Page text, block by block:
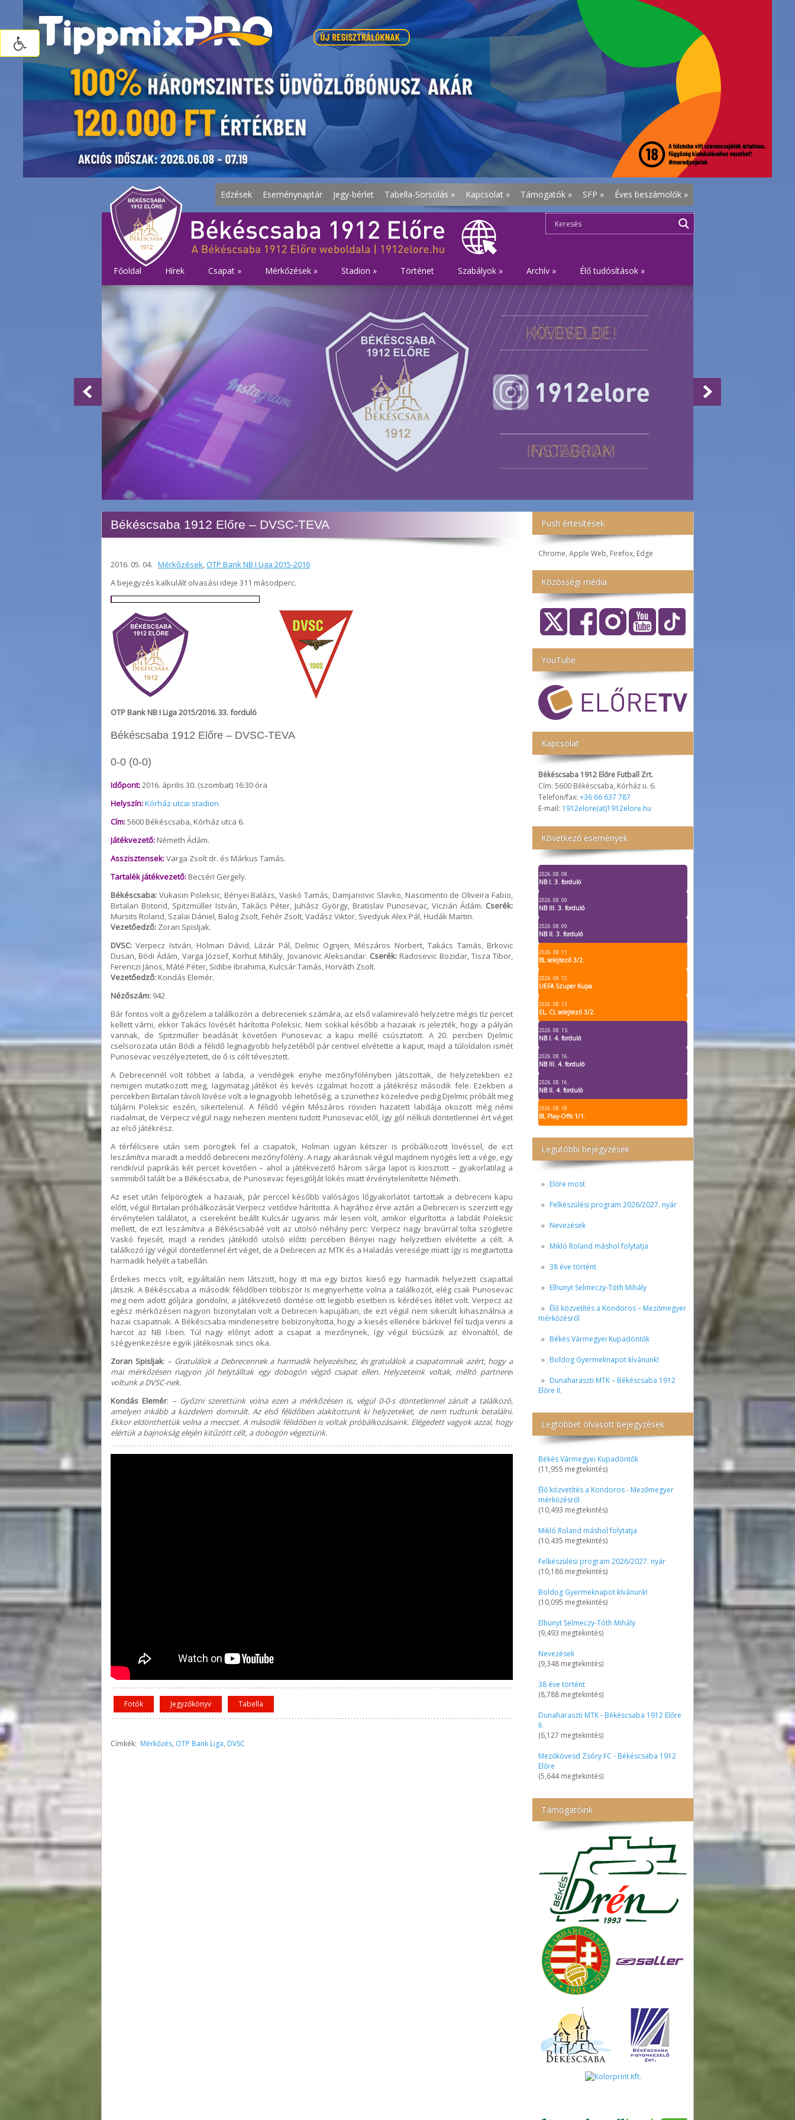
Edzések Eseménynaptár Jegy-bérlet Tabella-Sorsolás » Kapcsolat » Támogatók » SFP » Éves beszámolók »
Főoldal Hírek Csapat » Mérkőzések » Stadion » Történet Szabályok » Archív » Élő tudósítások »
Push értesítések
Chrome, Apple Web, Firefox, Edge
Közösségi média
YouTube
Kapcsolat
Békéscsaba 1912 Előre Futball Zrt.
Cím: 5600 Békéscsaba, Kórház u. 6.
Telefon/fax: +36 66 637 787
E-mail: 1912elore(at)1912elore.hu
Következő események
2026. 08. 08.
NB I. 3. forduló
2026. 08. 09.
NB III. 3. forduló
2026. 08. 09.
NB II. 3. forduló
2026. 08. 11.
BL selejtező 3/2.
2026. 08. 12.
UEFA Szuper Kupa
2026. 08. 13.
EL, CL selejtező 3/2.
2026. 08. 15.
NB I. 4. forduló
2026. 08. 16.
NB III. 4. forduló
2026. 08. 16.
NB II. 4. forduló
2026. 08. 18.
BL Play-Offs 1/1.
Legutóbbi bejegyzések
Előre most
Felkészülési program 2026/2027. nyár
Nevezések
Mikló Roland máshol folytatja
38 éve történt
Elhunyt Selmeczy-Tóth Mihály
Élő közvetítés a Kondoros – Mezőmegyer
mérkőzésről
Békés Vármegyei Kupadöntők
Boldog Gyermeknapot kívánunk!
Dunaharaszti MTK – Békéscsaba 1912
Előre II.
Legtöbbet olvasott bejegyzések
Békés Vármegyei Kupadöntők
(11,955 megtekintés)
Élő közvetítés a Kondoros - Mezőmegyer
mérkőzésről
(10,493 megtekintés)
Mikló Roland máshol folytatja
(10,435 megtekintés)
Felkészülési program 2026/2027. nyár
(10,186 megtekintés)
Boldog Gyermeknapot kívánunk!
(10,095 megtekintés)
Elhunyt Selmeczy-Tóth Mihály
(9,493 megtekintés)
Nevezések
(9,348 megtekintés)
38 éve történt
(8,788 megtekintés)
Dunaharaszti MTK - Békéscsaba 1912 Előre
II.
(6,127 megtekintés)
Mezőkövesd Zsóry FC - Békéscsaba 1912
Előre
(5,644 megtekintés)
Támogatóink
Békéscsaba 1912 Előre – DVSC-TEVA
2016. 05. 04. Mérkőzések,OTP Bank NB I Liga 2015-2016
A bejegyzés kalkulált olvasási ideje 311 másodperc.
OTP Bank NB I Liga 2015/2016. 33. forduló
Békéscsaba 1912 Előre – DVSC-TEVA
0-0 (0-0)
Időpont:2016. április 30. (szombat) 16:30 óra
Helyszín:Kórház utcai stadion
Cím:5600 Békéscsaba, Kórház utca 6.
Játékvezető: Németh Ádám.
Asszisztensek:Varga Zsolt dr. és Márkus Tamás.
Tartalék játékvezető: Becséri Gergely.
Békéscsaba: Vukasin Poleksic, Bényei Balázs, Vaskó Tamás, Damjanovic Slavko, Nascimento de Oliveira Fabio,
Birtalan Botond, Spitzmüller István, Takács Péter, Juhász György, Bratislav Punosevac, Viczián Ádám. Cserék:
Mursits Roland, Szalai Dániel, Balog Zsolt, Fehér Zsolt, Vadász Viktor, Svedyuk Alex Pál, Hudák Martin.
Vezetőedző: Zoran Spisljak.
DVSC: Verpecz István, Holman Dávid, Lázár Pál, Delmic Ognjen, Mészáros Norbert, Takács Tamás, Brkovic
Dusan, Bódi Ádám, Varga József, Korhut Mihály, Jovanovic Aleksandar. Cserék: Radosevic Bozidar, Tisza Tibor,
Ferenczi János, Máté Péter, Sidibe Ibrahima, Kulcsár Tamás, Horváth Zsolt.
Vezetőedző: Kondás Elemér.
Nézőszám: 942
Bár fontos volt a győzelem a találkozón a debreceniek számára, az első valamirevaló helyzetre mégis tíz percet
kellett várni, ekkor Takács lövését hárította Poleksic. Nem sokkal később a hazaiak is jelezték, hogy a pályán
vannak, de Spitzmüller beadását követően Punosevac a kapu mellé csúsztatott. A 20. percben Djelmic
cselsorozata után Bódi a félidő legnagyobb helyzetéből pár centivel elvétette a kaput, majd a túloldalon ismét
Punosevac veszélyeztetett, de ő is célt tévesztett.
A Debrecennél volt többet a labda, a vendégek enyhe mezőnyfölényben játszottak, de helyzetekben ez
nemigen mutatkozott meg, lagymatag játékot és kevés izgalmat hozott a játékrész második fele. Ezekben a
percekben Birtalan távoli lövése volt a legnagyobb lehetőség, a szünethez közeledve pedig Djelmic próbált meg
túljárni Poleksic eszén, sikertelenül. A félidő végén Mészáros röviden hazatett labdája okozott még némi
riadalmat, de Verpecz végül nagy nehezen menteni tudott Punosevac elől, így gól nélküli döntetlennel ért véget
az első játékrész.
A térfélcsere után sem pörögtek fel a csapatok, Holman ugyan kétszer is próbálkozott lövéssel, de ezt
leszámítva maradt a meddő debreceni mezőnyfölény. A nagy akarásnak végül majdnem nyögés lett a vége, egy
rendkívül paprikás két percet követően – ahol a játékvezető három sárga lapot is kiosztott – gyakorlatilag a
semmiből talált be a Békéscsaba, de Punosevac fejesgólját lökés miatt érvénytelenítette Németh.
Az eset után felpörögtek a hazaiak, pár perccel később valóságos lőgyakorlatot tartottak a debreceni kapu
előtt, végül Birtalan próbálkozását Verpecz vetődve hárította. A hajrához érve aztán a Debrecen is szerzett egy
érvénytelen találatot, a csereként beállt Kulcsár ugyanis már lesen volt, amikor elgurította a labdát Poleksic
mellett, de ezt leszámítva a Békéscsabáé volt az utolsó néhány perc: Verpecz nagy bravúrral tolta szögletre
Vaskó fejesét, majd a rendes játékidő utolsó előtti percében Bényei nagy helyzetben elvétette a célt. A
találkozó így végül döntetlennel ért véget, de a Debrecen az MTK és a Haladás veresége miatt így is megtartotta
harmadik helyét a tabellán.
Érdekes meccs volt, egyáltalán nem látszott, hogy itt ma egy biztos kieső egy harmadik helyezett csapattal
játszik. A Békéscsaba a második félidőben többször is megnyerhette volna a találkozót, elég csak Punosevac
meg nem adott góljára gondolni, a játékvezető döntése ott legjobb esetben is kérdéses ítélet volt. Verpecz az
egész mérkőzésen nagyon bizonytalan volt a Debrecen kapujában, de ezt végül nem sikerült kihasználnia a
hazai csapatnak. A Békéscsaba mindenesetre bebizonyította, hogy a kiesés ellenére bárkivel fel tudja venni a
harcot az NB I-ben. Túl nagy előnyt adott a csapat a mezőnynek, így végül búcsúzik az élvonaltól, de
szégyenkezésre egyik játékosnak sincs oka.
Zoran Spisljak: – Gratulálok a Debrecennek a harmadik helyezéshez, és gratulálok a csapatomnak azért, hogy a
mai mérkőzésen nagyon jól helytálltak egy dobogón végző csapat ellen. Helyzeteink voltak, méltó partnerei
voltunk a DVSC-nek.
Kondás Elemér: – Győzni szerettünk volna ezen a mérkőzésen is, végül 0-0-s döntetlennel zárult a találkozó,
amelyen inkább a küzdelem dominált. Az első félidőben alakítottunk ki helyzeteket, de nem tudtunk betalálni.
Ekkor eldönthettük volna a meccset. A második félidőben is voltak próbálkozásaink. Elégedett vagyok azzal, hogy
elértük a bajnokság elején kitűzött célt, a dobogón végeztünk.
Fotók Jegyzőkönyv Tabella
Címkék: Mérkőzés, OTP Bank Liga, DVSC